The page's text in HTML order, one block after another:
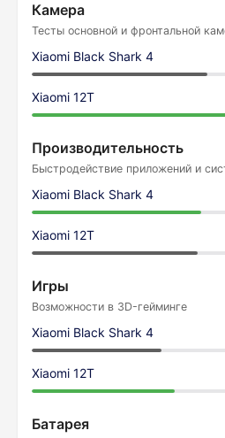
Камера
Тесты основной и фронтальной
Xiaomi Black Shark 4
Xiaomi 12T
Производительность
Быстродействие приложений и
Xiaomi Black Shark 4
Xiaomi 12T
Игры
Возможности в 3D-гейминге
Xiaomi Black Shark 4
Xiaomi 12T
Батарея